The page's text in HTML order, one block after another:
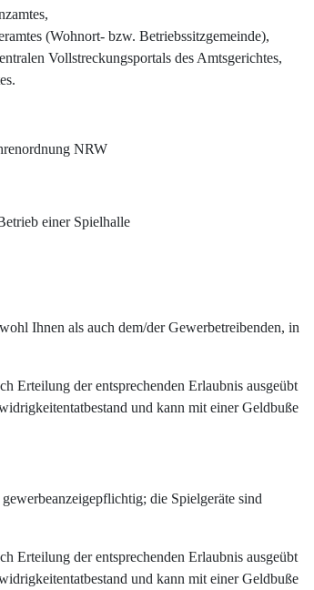
(Wohnort- bzw. Betriebssitzgemeinde),
Vollstreckungsportals des Amtsgerichtes,
NRW
einer Spielhalle
Ihnen als auch dem/der Gewerbetreibenden, in
Erteilung der entsprechenden Erlaubnis ausgeübt
und kann mit einer Geldbuße
die Spielgeräte sind
Erteilung der entsprechenden Erlaubnis ausgeübt
und kann mit einer Geldbuße